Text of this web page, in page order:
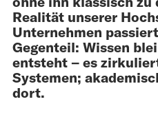
Realität unserer
Unternehmen
Gegenteil: Wissen
entsteht – es
Systemen;
dort.